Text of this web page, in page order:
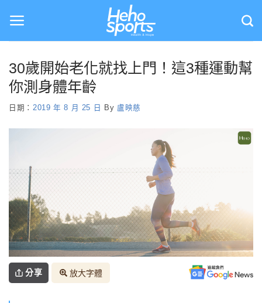
content
30歲開始老化就找上門！這3種運動幫
你測身體年齡
日期： 2019 年 8 月 25 日 By 盧映慈
分享 放大字體